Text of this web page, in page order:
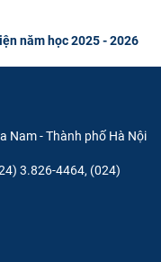
năm học 2025 - 2026
Nam - Thành phố Hà Nội
3.826-4464, (024)